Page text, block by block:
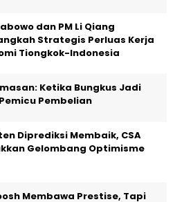
dan PM Li Qiang
Strategis Perluas Kerja
Tiongkok-Indonesia
Ketika Bungkus Jadi
Pembelian
Diprediksi Membaik, CSA
Gelombang Optimisme
Membawa Prestise, Tapi